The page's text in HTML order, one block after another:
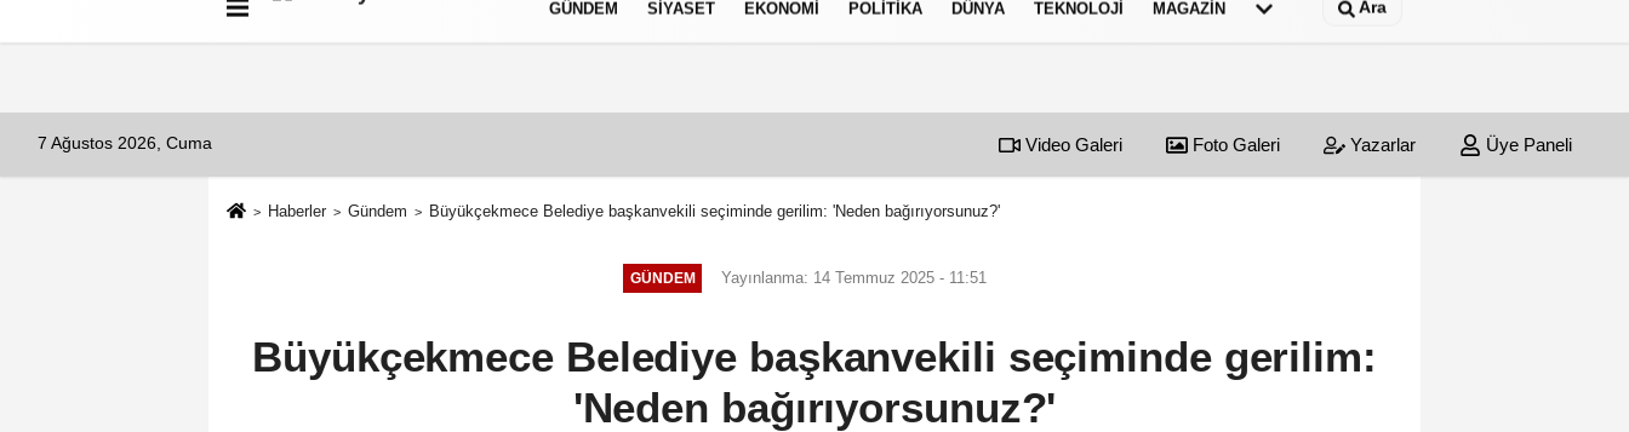
Künye
GÜNDEM SIYASET EKONOMI POLITIKA DÜNYA TEKNOLOJI MAGAZIN Ara
7 Ağustos 2026, Cuma Video Galeri Foto Galeri Yazarlar Üye Paneli
Haberler Gündem Büyükçekmece Belediye başkanvekili seçiminde gerilim: 'Neden bağırıyorsunuz?'
GÜNDEM Yayınlanma: 14 Temmuz 2025 - 11:51
Büyükçekmece Belediye başkanvekili seçiminde gerilim:
'Neden bağırıyorsunuz?'